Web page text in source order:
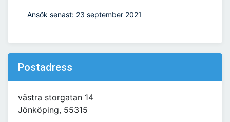
Ansök senast: 23 september 2021
Postadress
västra storgatan 14
Jönköping, 55315